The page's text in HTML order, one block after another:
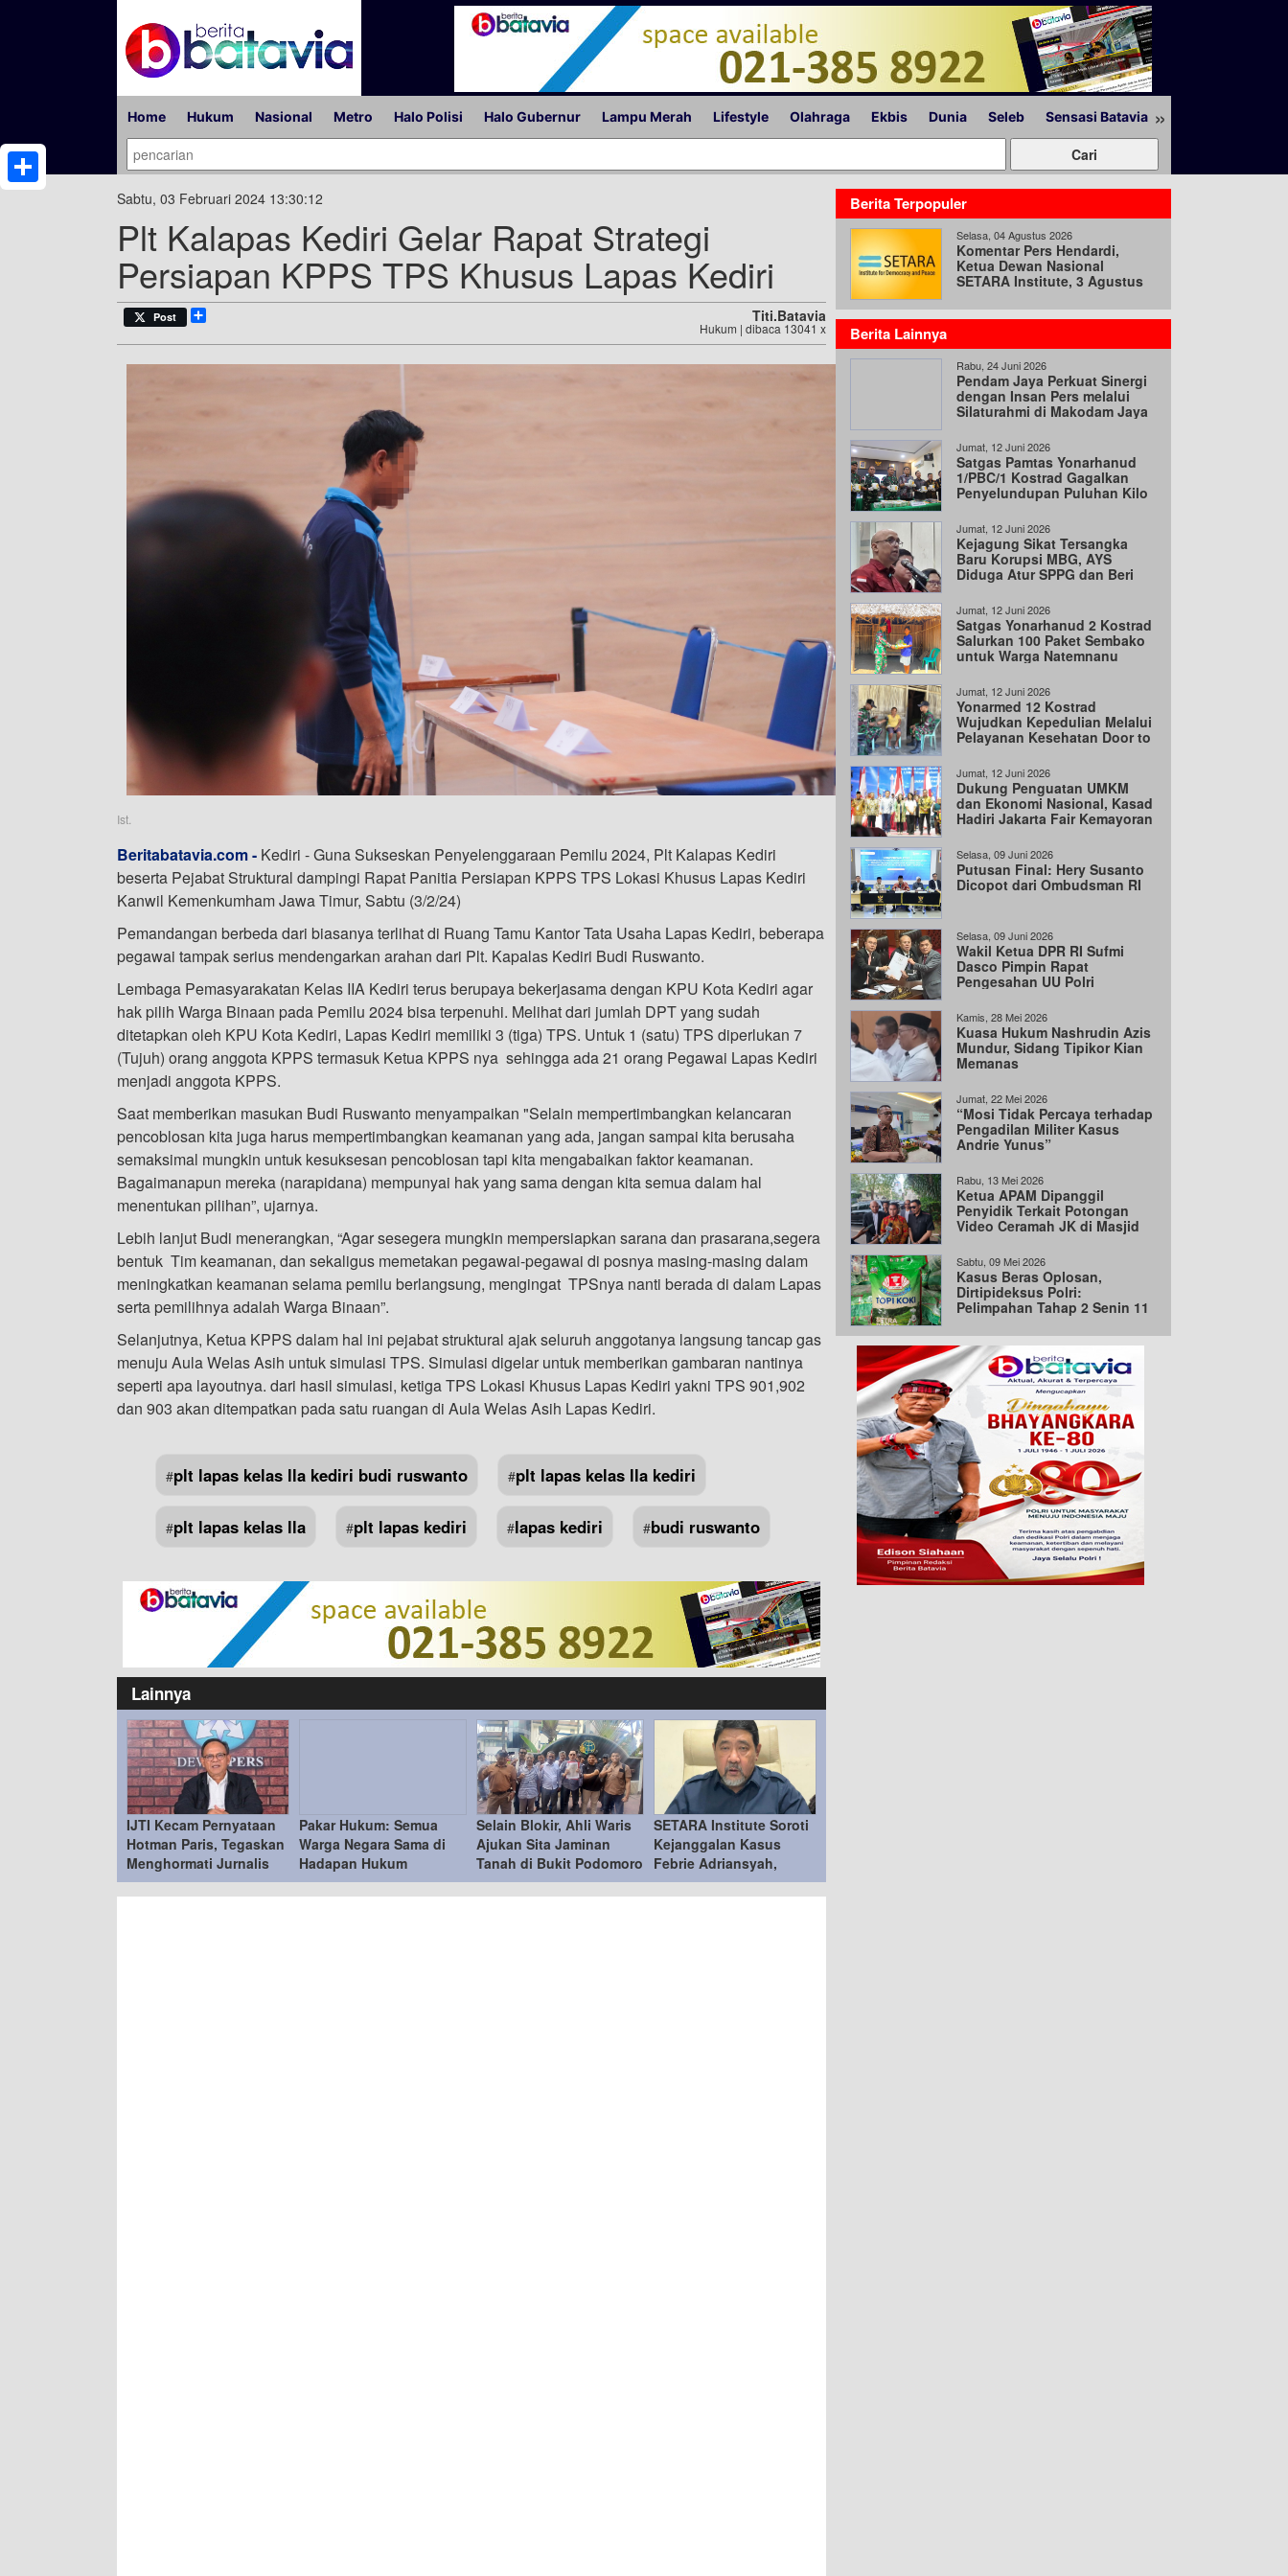
Home Hukum Nasional Metro Halo Polisi Halo Gubernur Lampu Merah Lifestyle Olahraga Ekbis Dunia Seleb Sensasi Batavia »
Sabtu, 03 Februari 2024 13:30:12
Plt Kalapas Kediri Gelar Rapat Strategi
Persiapan KPPS TPS Khusus Lapas Kediri
Post Titi.batavia
Hukum | dibaca 13041 x
Ist.
Beritabatavia.com - Kediri - Guna Sukseskan Penyelenggaraan Pemilu 2024, Plt Kalapas Kediri
beserta Pejabat Struktural dampingi Rapat Panitia Persiapan KPPS TPS Lokasi Khusus Lapas Kediri
Kanwil Kemenkumham Jawa Timur, Sabtu (3/2/24)
Pemandangan berbeda dari biasanya terlihat di Ruang Tamu Kantor Tata Usaha Lapas Kediri, beberapa
pegawai tampak serius mendengarkan arahan dari Plt. Kapalas Kediri Budi Ruswanto.
Lembaga Pemasyarakatan Kelas IIA Kediri terus berupaya bekerjasama dengan KPU Kota Kediri agar
hak pilih Warga Binaan pada Pemilu 2024 bisa terpenuhi. Melihat dari jumlah DPT yang sudah
ditetapkan oleh KPU Kota Kediri, Lapas Kediri memiliki 3 (tiga) TPS. Untuk 1 (satu) TPS diperlukan 7
(Tujuh) orang anggota KPPS termasuk Ketua KPPS nya sehingga ada 21 orang Pegawai Lapas Kediri
menjadi anggota KPPS.
Saat memberikan masukan Budi Ruswanto menyampaikan "Selain mempertimbangkan kelancaran
pencoblosan kita juga harus mempertimbangkan keamanan yang ada, jangan sampai kita berusaha
semaksimal mungkin untuk kesuksesan pencoblosan tapi kita mengabaikan faktor keamanan.
Bagaimanapun mereka (narapidana) mempunyai hak yang sama dengan kita semua dalam hal
menentukan pilihan”, ujarnya.
Lebih lanjut Budi menerangkan, “Agar sesegera mungkin mempersiapkan sarana dan prasarana,segera
bentuk Tim keamanan, dan sekaligus memetakan pegawai-pegawai di posnya masing-masing dalam
meningkatkan keamanan selama pemilu berlangsung, mengingat TPSnya nanti berada di dalam Lapas
serta pemilihnya adalah Warga Binaan”.
Selanjutnya, Ketua KPPS dalam hal ini pejabat struktural ajak seluruh anggotanya langsung tancap gas
menuju Aula Welas Asih untuk simulasi TPS. Simulasi digelar untuk memberikan gambaran nantinya
seperti apa layoutnya. dari hasil simulasi, ketiga TPS Lokasi Khusus Lapas Kediri yakni TPS 901,902
dan 903 akan ditempatkan pada satu ruangan di Aula Welas Asih Lapas Kediri.
Share
#plt lapas kelas lla kediri budi ruswanto #plt lapas kelas lla kediri
#plt lapas kelas lla #plt lapas kediri #lapas kediri #budi ruswanto
Lainnya
IJTI Kecam Pernyataan
Hotman Paris, Tegaskan
Menghormati Jurnalis
Pakar Hukum: Semua
Warga Negara Sama di
Hadapan Hukum
Selain Blokir, Ahli Waris
Ajukan Sita Jaminan
Tanah di Bukit Podomoro
di Duren Sawit
SETARA Institute Soroti
Kejanggalan Kasus
Febrie Adriansyah,
Desak KPK Ambil Alih
Berita Terpopuler
Selasa, 04 Agustus 2026
Komentar Pers Hendardi,
Ketua Dewan Nasional
SETARA Institute, 3 Agustus
Berita Lainnya
Rabu, 24 Juni 2026
Pendam Jaya Perkuat Sinergi
dengan Insan Pers melalui
Silaturahmi di Makodam Jaya
Jumat, 12 Juni 2026
Satgas Pamtas Yonarhanud
1/PBC/1 Kostrad Gagalkan
Penyelundupan Puluhan Kilo
Jumat, 12 Juni 2026
Kejagung Sikat Tersangka
Baru Korupsi MBG, AYS
Diduga Atur SPPG dan Beri
Jumat, 12 Juni 2026
Satgas Yonarhanud 2 Kostrad
Salurkan 100 Paket Sembako
untuk Warga Natemnanu
Jumat, 12 Juni 2026
Yonarmed 12 Kostrad
Wujudkan Kepedulian Melalui
Pelayanan Kesehatan Door to
Jumat, 12 Juni 2026
Dukung Penguatan UMKM
dan Ekonomi Nasional, Kasad
Hadiri Jakarta Fair Kemayoran
Selasa, 09 Juni 2026
Putusan Final: Hery Susanto
Dicopot dari Ombudsman RI
Selasa, 09 Juni 2026
Wakil Ketua DPR RI Sufmi
Dasco Pimpin Rapat
Pengesahan UU Polri
Kamis, 28 Mei 2026
Kuasa Hukum Nashrudin Azis
Mundur, Sidang Tipikor Kian
Memanas
Jumat, 22 Mei 2026
“Mosi Tidak Percaya terhadap
Pengadilan Militer Kasus
Andrie Yunus”
Rabu, 13 Mei 2026
Ketua APAM Dipanggil
Penyidik Terkait Potongan
Video Ceramah JK di Masjid
Sabtu, 09 Mei 2026
Kasus Beras Oplosan,
Dirtipideksus Polri:
Pelimpahan Tahap 2 Senin 11